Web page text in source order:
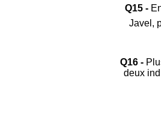
Q15 -
Javel,
Q16 -
deux